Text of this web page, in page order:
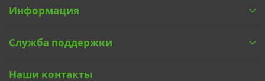
Информация
Служба поддержки
Наши контакты